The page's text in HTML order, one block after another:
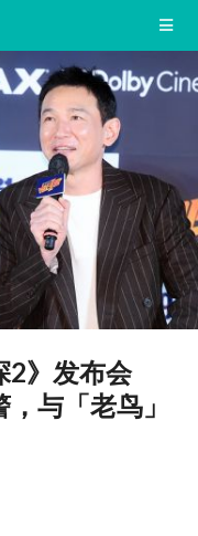
2》发布会
与「老鸟」